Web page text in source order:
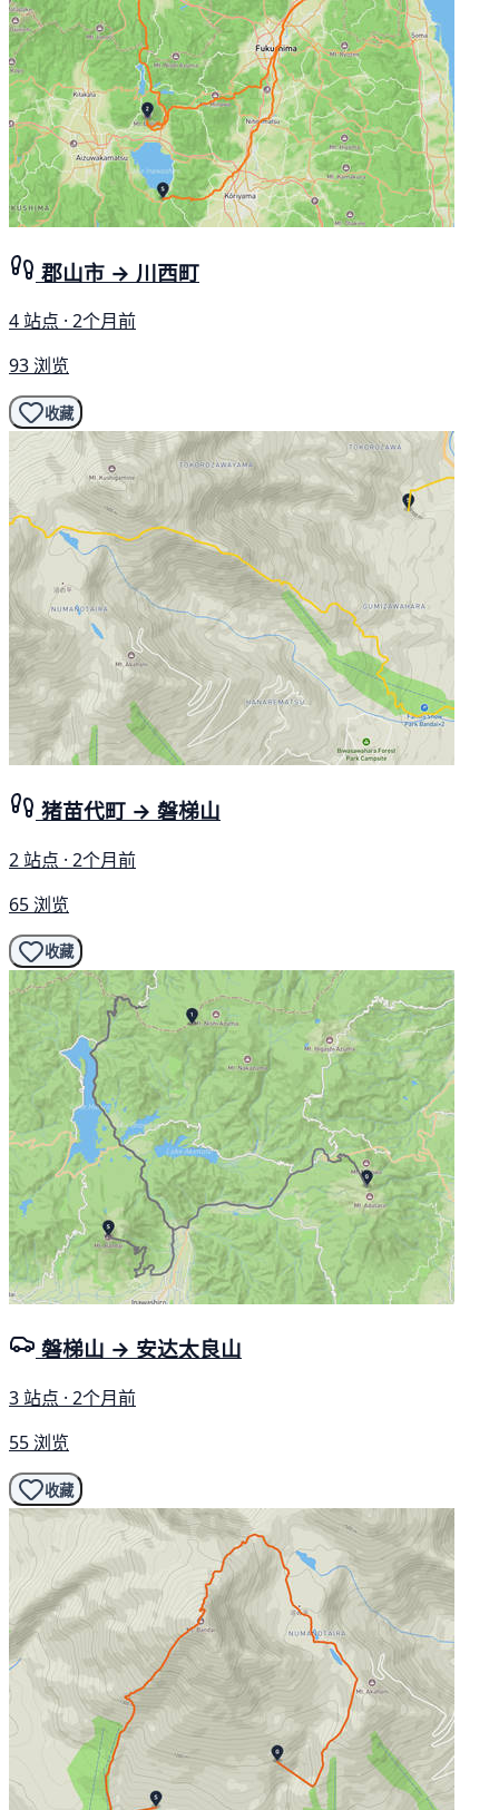
郡山市 → 川西町
4 站点 · 2个月前
93 浏览
收藏
猪苗代町 → 磐梯山
2 站点 · 2个月前
65 浏览
收藏
磐梯山 → 安达太良山
3 站点 · 2个月前
55 浏览
收藏